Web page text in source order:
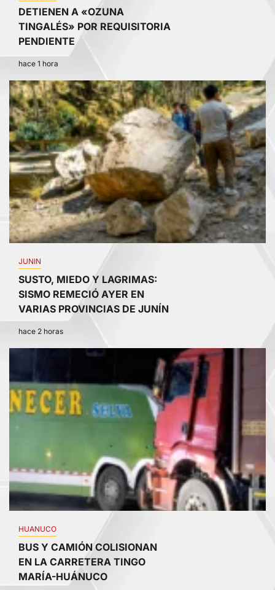
DETIENEN A «OZUNA
TINGALÉS» POR REQUISITORIA
PENDIENTE
hace 1 hora
2
JUNIN
SUSTO, MIEDO Y LAGRIMAS:
SISMO REMECIÓ AYER EN
VARIAS PROVINCIAS DE JUNÍN
hace 2 horas
HUANUCO
BUS Y CAMIÓN COLISIONAN
EN LA CARRETERA TINGO
MARÍA-HUÁNUCO